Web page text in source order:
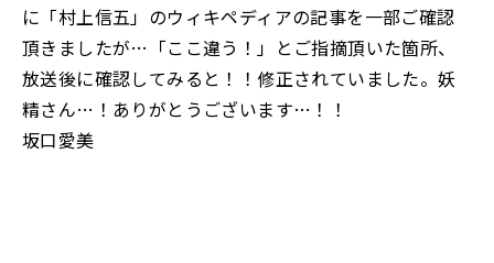
に「村上信五」のウィキペディアの記事を一部ご確認
頂きましたが…「ここ違う！」とご指摘頂いた箇所、
放送後に確認してみると！！修正されていました。妖
精さん…！ありがとうございます…！！
坂口愛美